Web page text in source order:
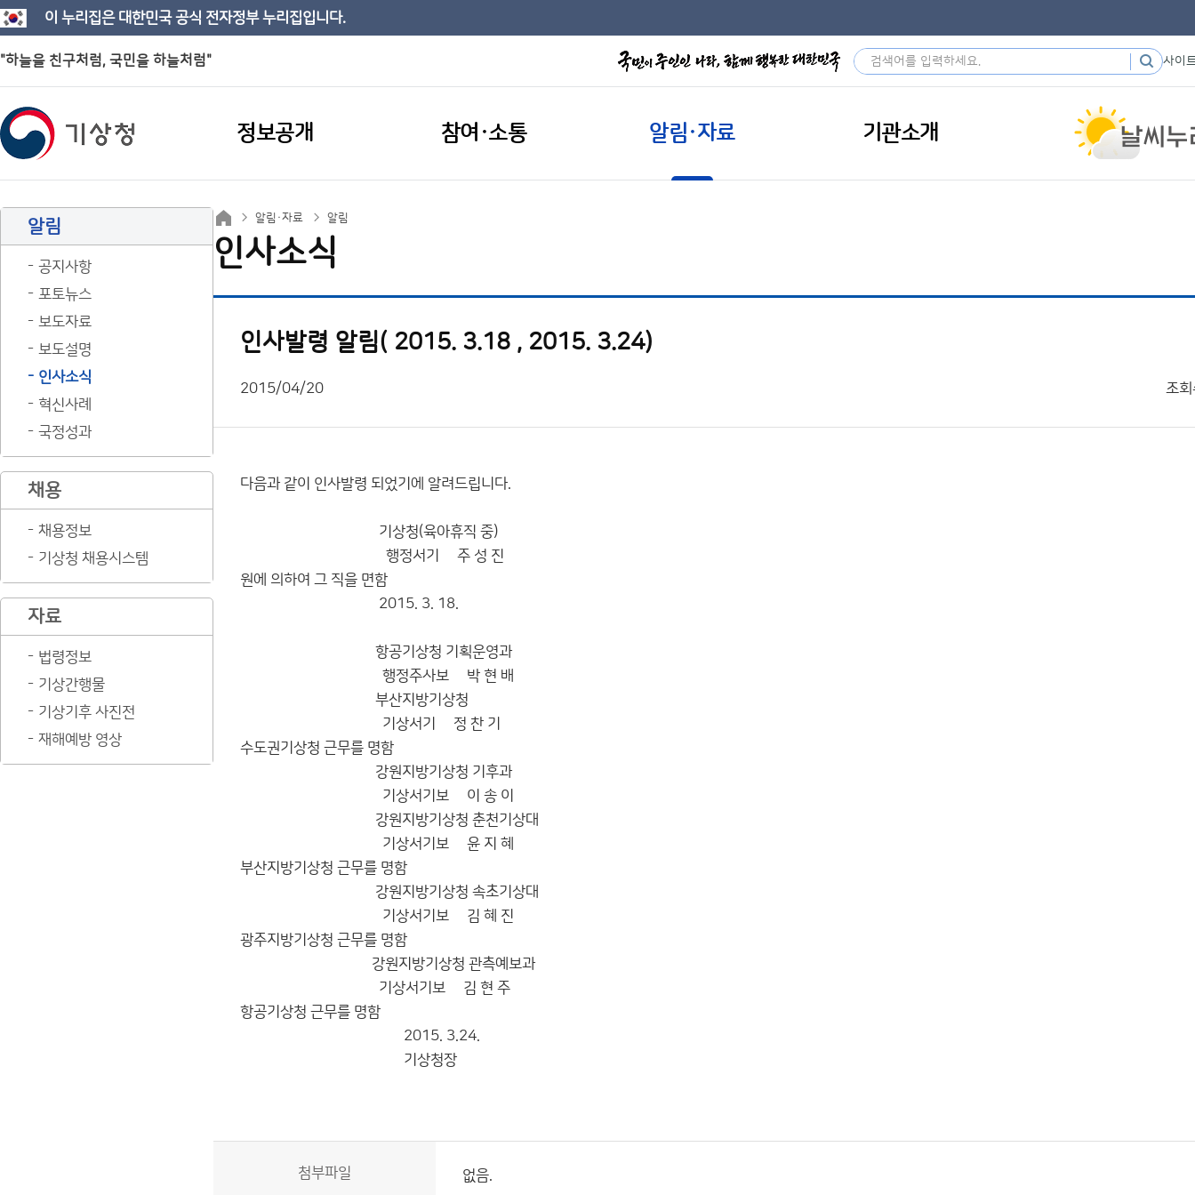
이 누리집은 대한민국 공식 전자정부 누리집입니다.
"하늘을 친구처럼, 국민을 하늘처럼" 사이
정보공개 참여·소통 알림·자료 기관소개
알림
공지사항
포토뉴스
보도자료
보도설명
인사소식
혁신사례
국정성과
채용
채용정보
기상청 채용시스템
자료
법령정보
기상간행물
기상기후 사진전
재해예방 영상
알림·자료 알림
인사소식
인사발령 알림( 2015. 3.18 , 2015. 3.24)
2015/04/20 조회
다음과 같이 인사발령 되었기에 알려드립니다.
기상청(육아휴직 중)
행정서기 주 성 진
원에 의하여 그 직을 면함
2015. 3. 18.
항공기상청 기획운영과
행정주사보 박 현 배
부산지방기상청
기상서기 정 찬 기
수도권기상청 근무를 명함
강원지방기상청 기후과
기상서기보 이 송 이
강원지방기상청 춘천기상대
기상서기보 윤 지 혜
부산지방기상청 근무를 명함
강원지방기상청 속초기상대
기상서기보 김 혜 진
광주지방기상청 근무를 명함
강원지방기상청 관측예보과
기상서기보 김 현 주
항공기상청 근무를 명함
2015. 3.24.
기상청장
첨부파일 없음.